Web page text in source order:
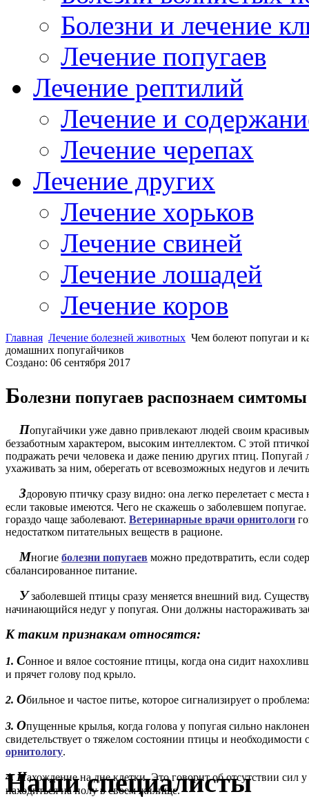
Болезни и лечение
Лечение попугаев
Лечение рептилий
Лечение и
Лечение черепах
Лечение других
Лечение хорьков
Лечение свиней
Лечение лошадей
Лечение коров
Главная Лечение болезней животных Чем болеют попугаи и
домашних попугайчиков
Создано: 06 сентября 2017
Болезни попугаев распознаем
Попугайчики уже давно привлекают людей своим
беззаботным характером, высоким интеллектом. С этой
подражать речи человека и даже пению других птиц. Попугай
ухаживать за ним, оберегать от всевозможных недугов и
Здоровую птичку сразу видно: она легко перелетает с
если таковые имеются. Чего не скажешь о заболевшем
гораздо чаще заболевают. Ветеринарные врачи орнитологи
недостатком питательных веществ в рационе.
Многие болезни попугаев можно предотвратить, если
сбалансированное питание.
У заболевшей птицы сразу меняется внешний вид.
начинающийся недуг у попугая. Они должны настораживать
К таким признакам относятся:
1. Сонное и вялое состояние птицы, когда она сидит
и прячет голову под крыло.
2. Обильное и частое питье, которое сигнализирует о
3. Опущенные крылья, когда голова у попугая сильно
свидетельствует о тяжелом состоянии птицы и
орнитологу.
4. Нахождение на дне клетки. Это говорит об отсутствии сил
находиться на полу в своем жилище.
Наши специалисты